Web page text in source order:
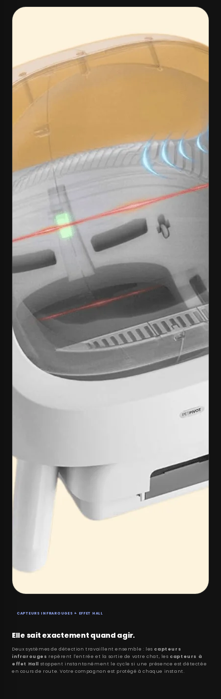
CAPTEURS INFRAROUGES + EFFET HALL
Elle sait exactement quand agir.
Deux systèmes de détection travaillent ensemble : les capteurs
infrarouges repèrent l'entrée et la sortie de votre chat, les capteurs à
effet Hall stoppent instantanément le cycle si une présence est détectée
en cours de route. Votre compagnon est protégé à chaque instant.